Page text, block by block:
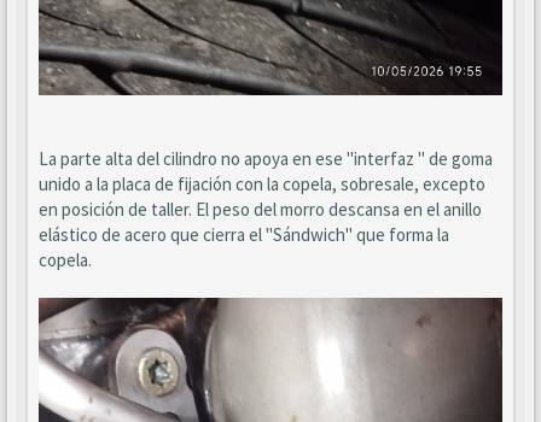
La parte alta del cilindro no apoya en ese "interfaz " de goma
unido a la placa de fijación con la copela, sobresale, excepto
en posición de taller. El peso del morro descansa en el anillo
elástico de acero que cierra el "Sándwich" que forma la
copela.